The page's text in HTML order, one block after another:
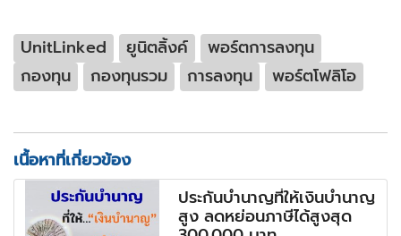
UnitLinked ยูนิตลิ้งค์
พอร์ตการลงทุน
กองทุน
กองทุนรวม การลงทุน พอร์ตโฟลิโอ
เนื้อหาที่เกี่ยวข้อง
ประกันบำนาญที่ให้เงินบำนาญ
สูง ลดหย่อนภาษีได้สูงสุด